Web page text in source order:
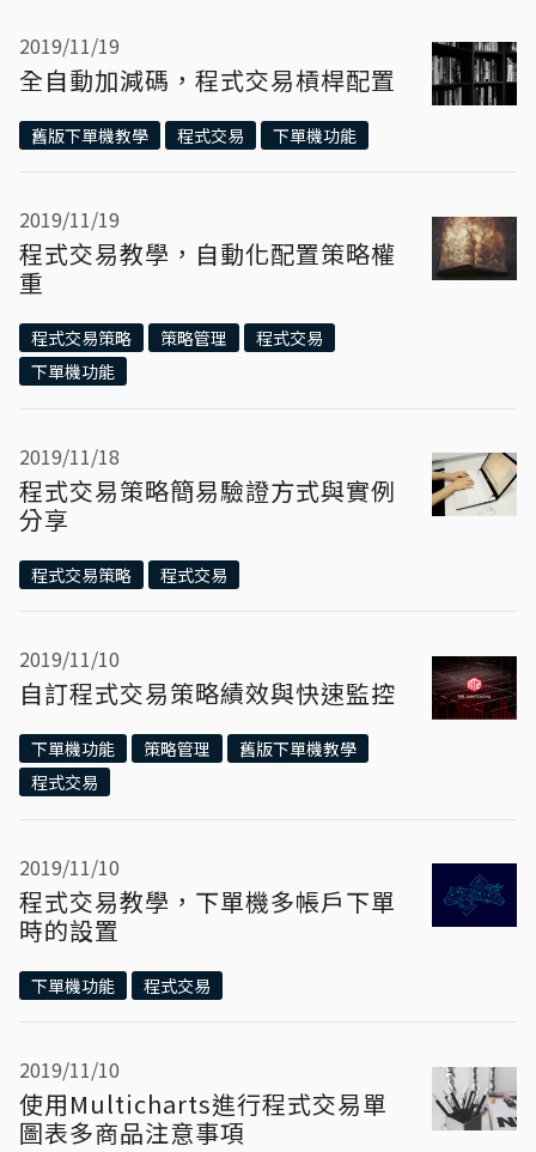
2019/11/19
全自動加減碼，程式交易槓桿配置
舊版下單機教學 程式交易 下單機功能
2019/11/19
程式交易教學，自動化配置策略權
重
程式交易策略 策略管理
程式交易
下單機功能
2019/11/18
程式交易策略簡易驗證方式與實例
分享
程式交易策略 程式交易
2019/11/10
自訂程式交易策略績效與快速監控
下單機功能 策略管理
舊版下單機教學
程式交易
2019/11/10
程式交易教學，下單機多帳戶下單
時的設置
下單機功能 程式交易
2019/11/10
使用Multicharts進行程式交易單
圖表多商品注意事項